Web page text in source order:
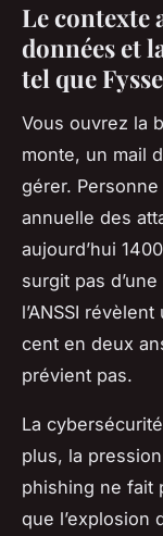
Le contexte
données et
tel que
Vous ouvrez la
monte, un mail
gérer.
annuelle des
aujourd’hui
surgit pas
l’ANSSI
cent en deux
prévient pas.
La
plus, la
phishing ne fait
que l’explosion